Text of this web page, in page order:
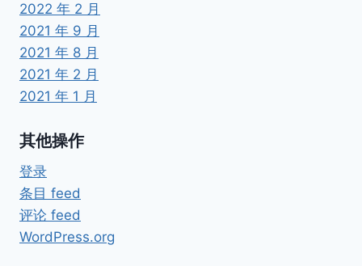
2022 年 2 月
2021 年 9 月
2021 年 8 月
2021 年 2 月
2021 年 1 月
其他操作
登录
条目 feed
评论 feed
WordPress.org